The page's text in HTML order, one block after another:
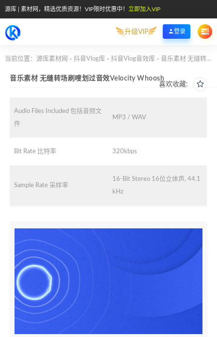
源库 | 素材网，精选优质资源！VIP限时优惠中！ 立即加入VIP
升级VIP 登录
当前位置： 源库素材网 > 抖音Vlog库 > 抖音Vlog音效库 > 音乐素材 无缝转场刷嗖划过音效Velocity Whoosh
喜欢收藏:
音乐素材 无缝转场刷嗖划过音效Velocity Whoosh
Audio Files Included 包括音频文
件
MP3 / WAV
Bit Rate 比特率 320kbps
Sample Rate 采样率
16-Bit Stereo 16位立体声, 44.1
kHz